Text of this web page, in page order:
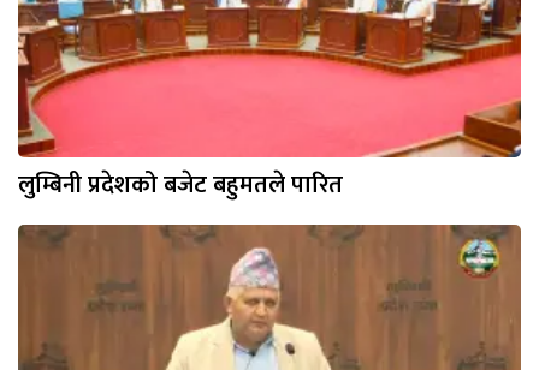
लुम्बिनी प्रदेशको बजेट बहुमतले पारित